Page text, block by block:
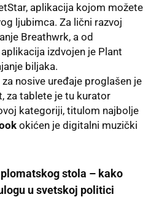
, aplikacija kojom možete
ljubimca. Za lični razvoj
Breathwrk, a od
izdvojen je Plant
biljaka.
za nosive uređaje proglašen je
, za tablete je tu kurator
kategoriji, titulom najbolje
okićen je digitalni muzički
stola – kako
u svetskoj politici